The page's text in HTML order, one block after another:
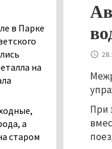
При
на три
в Парке
на
а
старом